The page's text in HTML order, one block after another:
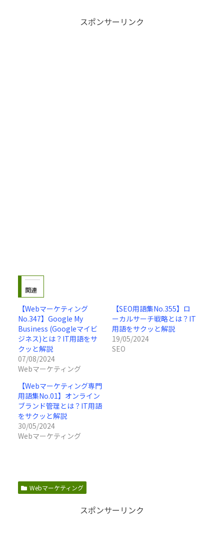
スポンサーリンク
関連
【Webマーケティング
No.347】Google My
Business (Googleマイビ
ジネス)とは？IT用語をサ
クッと解説
07/08/2024
Webマーケティング
【SEO用語集No.355】ロ
ーカルサーチ戦略とは？IT
用語をサクッと解説
19/05/2024
SEO
【Webマーケティング専門
用語集No.01】オンライン
ブランド管理とは？IT用語
をサクッと解説
30/05/2024
Webマーケティング
Webマーケティング
スポンサーリンク